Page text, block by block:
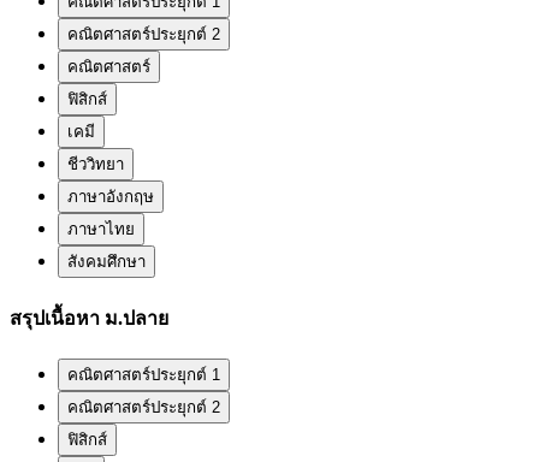
คณิตศาสตร์ประยุกต์ 2
คณิตศาสตร์
ฟิสิกส์
เคมี
ชีววิทยา
ภาษาอังกฤษ
ภาษาไทย
สังคมศึกษา
สรุปเนื้อหา ม.ปลาย
คณิตศาสตร์ประยุกต์ 1
คณิตศาสตร์ประยุกต์ 2
ฟิสิกส์